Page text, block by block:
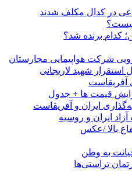
در کدال مکلف شدند
کدام برنده شد؟
شهید لاریجانی
ایران و آفریقاست
ایران و روسیه
بالا /عکس
به وطن